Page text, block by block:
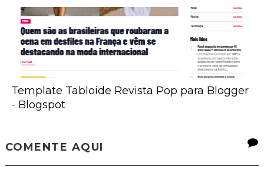
Template Tabloide Revista Pop para Blogger
- Blogspot
COMENTE AQUI